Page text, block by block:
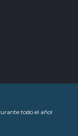
todo el año!